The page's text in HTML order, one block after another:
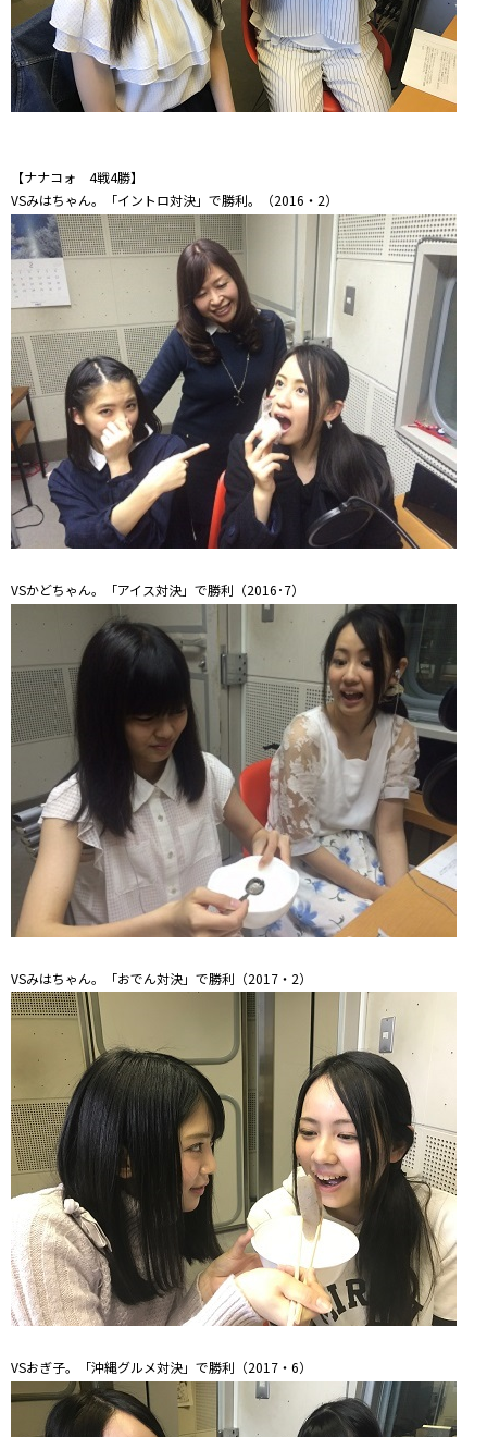
【ナナコォ 4戦4勝】
VSみはちゃん。「イントロ対決」で勝利。（2016・2）
VSかどちゃん。「アイス対決」で勝利（2016･7）
VSみはちゃん。「おでん対決」で勝利（2017・2）
VSおぎ子。「沖縄グルメ対決」で勝利（2017・6）